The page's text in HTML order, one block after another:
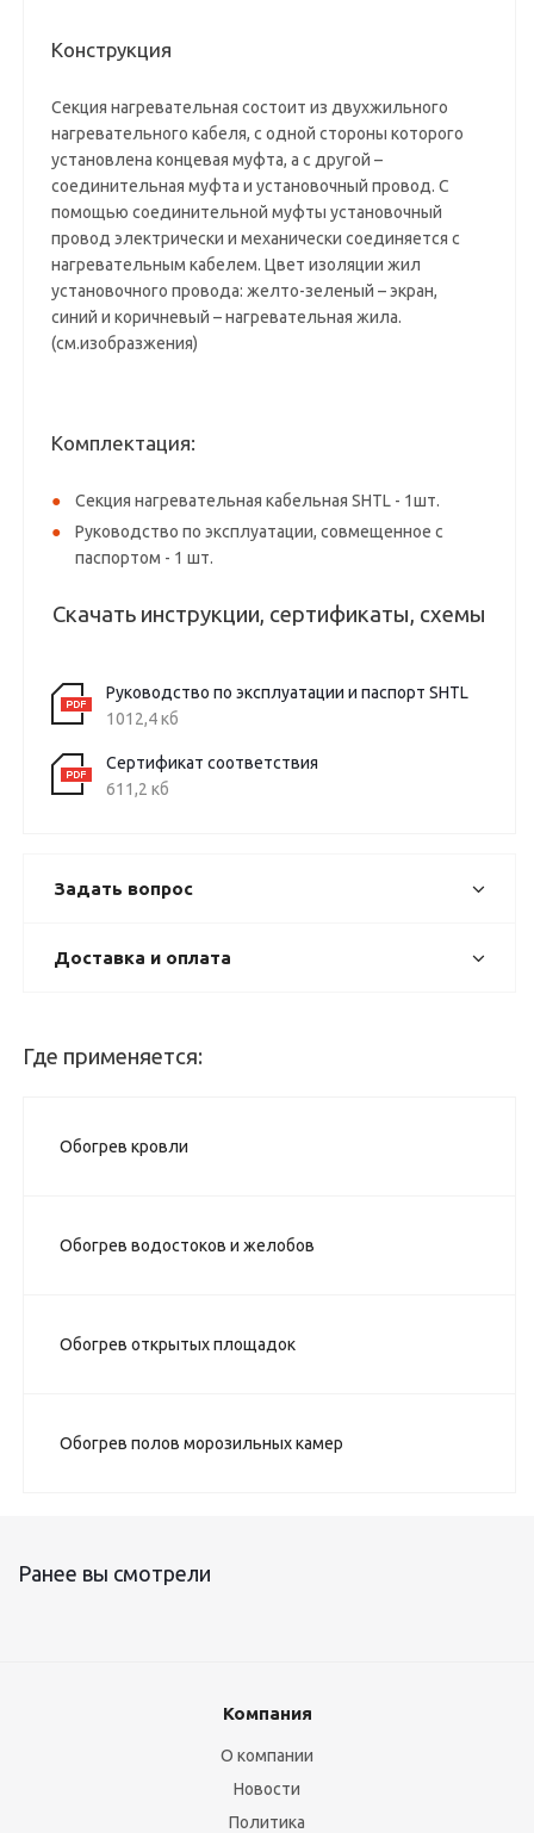
Конструкция
Секция нагревательная состоит из двухжильного
нагревательного кабеля, с одной стороны которого
установлена концевая муфта, а с другой –
соединительная муфта и установочный провод. С
помощью соединительной муфты установочный
провод электрически и механически соединяется с
нагревательным кабелем. Цвет изоляции жил
установочного провода: желто-зеленый – экран,
синий и коричневый – нагревательная жила.
(см.изобразжения)
Комплектация:
Секция нагревательная кабельная SHTL - 1шт.
Руководство по эксплуатации, совмещенное с
паспортом - 1 шт.
Скачать инструкции, сертификаты, схемы
Руководство по эксплуатации и паспорт SHTL
1012,4 кб
Сертификат соответствия
611,2 кб
Задать вопрос
Доставка и оплата
Где применяется:
Обогрев кровли
Обогрев водостоков и желобов
Обогрев открытых площадок
Обогрев полов морозильных камер
Ранее вы смотрели
Компания
О компании
Новости
Политика